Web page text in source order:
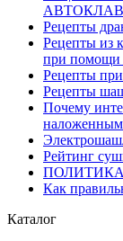
Рецепты
Рецепты из
при помощи
Рецепты
Рецепты
Почему
Рейтинг
ПОЛИТИКА
Как
Каталог